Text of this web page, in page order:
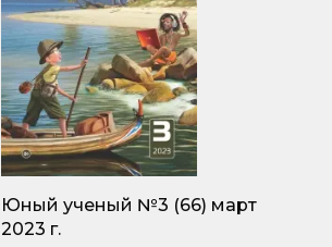
Юный ученый №3 (66) март
2023 г.